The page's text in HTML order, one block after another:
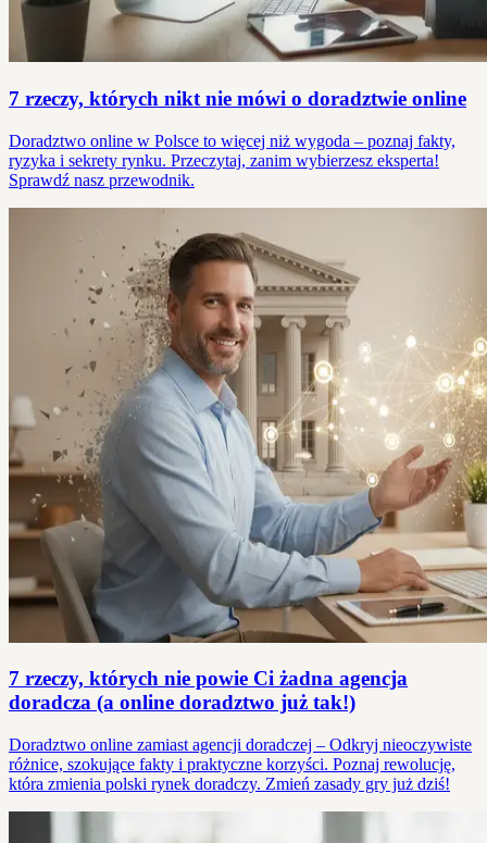
7 rzeczy, których nikt nie mówi o doradztwie online
Doradztwo online w Polsce to więcej niż wygoda – poznaj fakty,
ryzyka i sekrety rynku. Przeczytaj, zanim wybierzesz eksperta!
Sprawdź nasz przewodnik.
7 rzeczy, których nie powie Ci żadna agencja
doradcza (a online doradztwo już tak!)
Doradztwo online zamiast agencji doradczej – Odkryj nieoczywiste
różnice, szokujące fakty i praktyczne korzyści. Poznaj rewolucję,
która zmienia polski rynek doradczy. Zmień zasady gry już dziś!